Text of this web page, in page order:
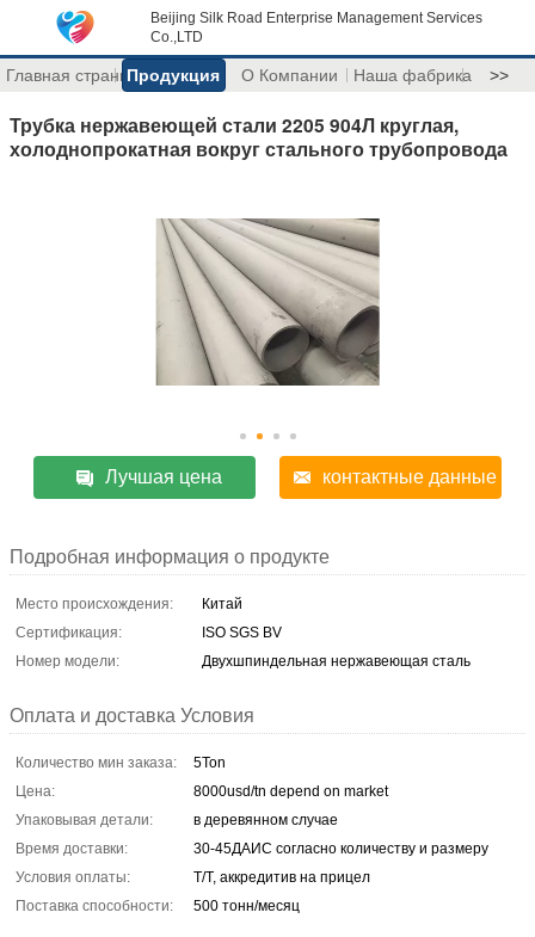
Beijing Silk Road Enterprise Management Services
Co.,LTD
Главная страницаПродукция О Компании Наша фабрика >>
Трубка нержавеющей стали 2205 904Л круглая,
холоднопрокатная вокруг стального трубопровода
Лучшая цена контактные данные
Подробная информация о продукте
Место происхождения:
Китай
Сертификация:
ISO SGS BV
Номер модели:
Двухшпиндельная нержавеющая сталь
Оплата и доставка Условия
Количество мин заказа:
5Ton
Цена:
8000usd/tn depend on market
Упаковывая детали:
в деревянном случае
Время доставки:
30-45ДАИС согласно количеству и размеру
Условия оплаты:
T/T, аккредитив на прицел
Поставка способности:
500 тонн/месяц